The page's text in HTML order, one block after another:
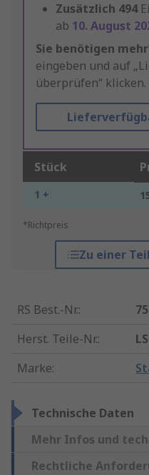
Zusätzlich 494
ab 10. August
Sie benötigen
eingeben und auf
überprüfen“ klicken.
Stück
1 +
*Richtpreis
Zu einer
RS Best.-Nr.:
Herst. Teile-Nr.:
Marke:
Technische Daten
Mehr Infos und
Rechtliche